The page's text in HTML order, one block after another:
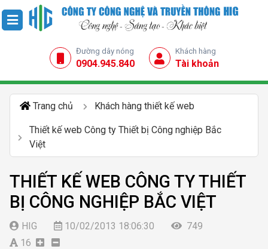
Đường dây nóng
0904.945.840
Khách hàng
Tài khoản
Trang chủ Khách hàng thiết kế web
Thiết kế web Công ty Thiết bị Công nghiệp Bắc
Việt
THIẾT KẾ WEB CÔNG TY THIẾT
BỊ CÔNG NGHIỆP BẮC VIỆT
HIG 10/02/2013 18:06:30
749
16